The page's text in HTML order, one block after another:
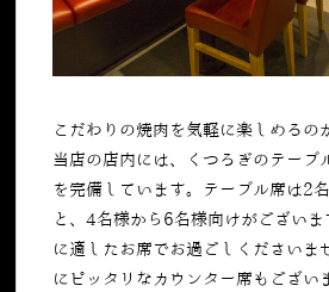
こだわりの焼肉を気軽に楽しめるの
当店の店内には、くつろぎのテーブ
を完備しています。テーブル席は2
と、4名様から6名様向けがござい
に適したお席でお過ごしくださいま
にピッタリなカウンター席もござい